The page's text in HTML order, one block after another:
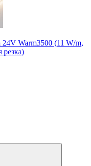
Warm3500 (11 W/m,
резка)